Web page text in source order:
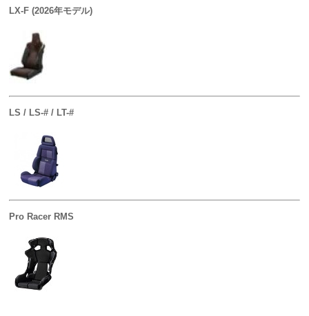
LX-F (2026年モデル)
LS / LS-# / LT-#
Pro Racer RMS